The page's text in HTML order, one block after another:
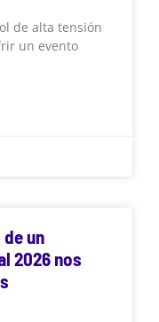
de alta tensión
un evento
un
2026 nos